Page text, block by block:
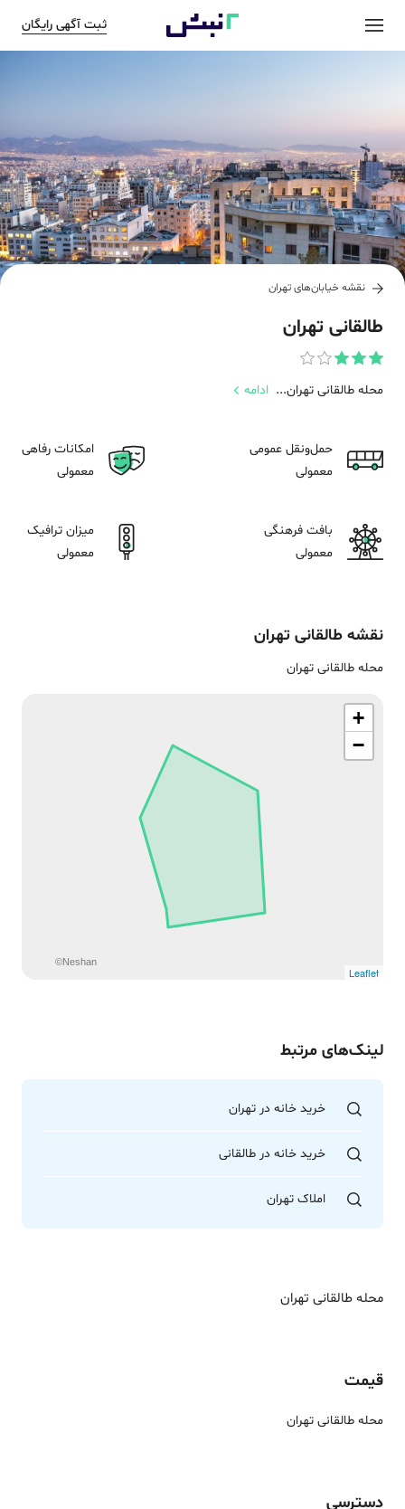
ثبت آگهی رایگان
نقشه خیابان‌هایتهران
طالقانی تهران
محله طالقانی تهران... ادامه
حمل‌و‌نقل عمومی
معمولی
بافت فرهنگی
معمولی
امکانات رفاهی
معمولی
میزان ترافیک
معمولی
نقشه‌ طالقانی تهران
محله طالقانی تهران
+
−
Leaflet
©Neshan
لینک‌های مرتبط
خرید خانه در تهران
خرید خانه در طالقانی
املاک تهران
محله طالقانی تهران
قیمت
محله طالقانی تهران
دسترسی